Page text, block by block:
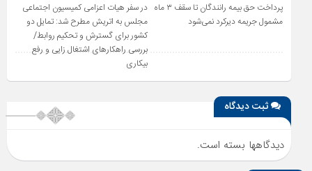
پرداخت حق بیمه رانندگان تا سقف ۳ ماه
مشمول جریمه دیرکرد نمی‌شود
در سفر هیات اعزامی کمیسیون اجتماعی
مجلس به اتریش مطرح شد: تمایل دو
کشور برای گسترش و تحکیم روابط/
بررسی راهکارهای اشتغال زایی و رفع
بیکاری
ثبت دیدگاه
دیدگاهها بسته است.